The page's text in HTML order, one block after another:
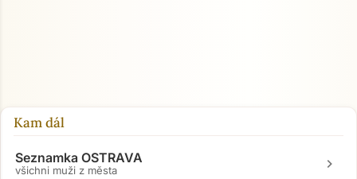
Kam dál
Seznamka OSTRAVA
všichni muži z města chevron_right